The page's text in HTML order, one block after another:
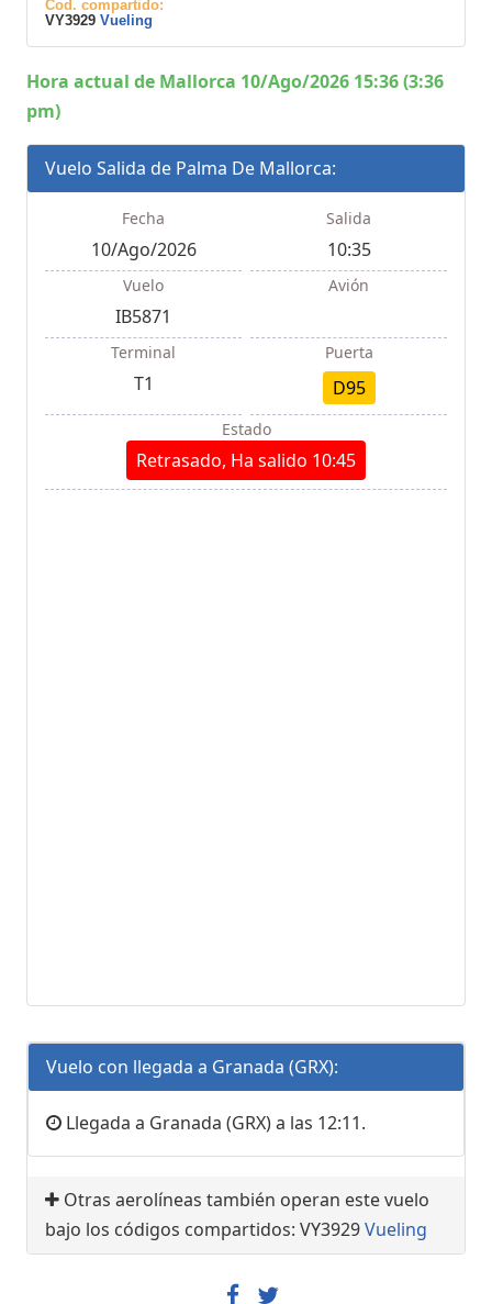
Cod. compartido:
VY3929 Vueling
Hora actual de Mallorca 10/Ago/2026 15:36 (3:36
pm)
Vuelo Salida de Palma De Mallorca:
Fecha
10/Ago/2026
Salida
10:35
Vuelo
IB5871
Avión
Terminal
T1
Puerta
D95
Estado
Retrasado, Ha salido 10:45
Vuelo con llegada a Granada (GRX):
Llegada a Granada (GRX) a las 12:11.
Otras aerolíneas también operan este vuelo
bajo los códigos compartidos: VY3929Vueling